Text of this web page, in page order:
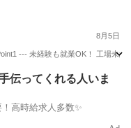
8月5日
--- 未経験も就業OK！ 工場未
伝ってくれる人いま
/ 登録不要！高時給求人多数✨